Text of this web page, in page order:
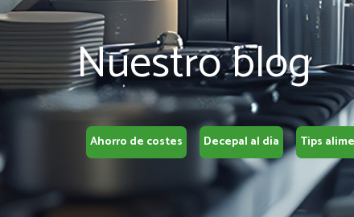
Nuestro blog
Ahorro de costes Decepal al día Tips